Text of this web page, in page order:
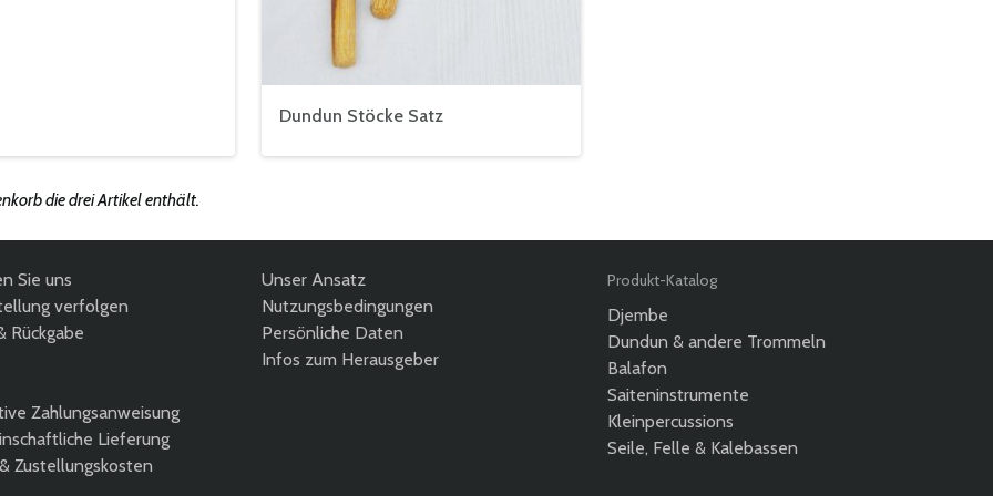
Dundun Stöcke Satz
die drei Artikel enthält.
Sie uns
verfolgen
Rückgabe
Zahlungsanweisung
Lieferung
Zustellungskosten
Unser Ansatz
Nutzungsbedingungen
Persönliche Daten
Infos zum Herausgeber
Produkt-Katalog
Djembe
Dundun & andere Trommeln
Balafon
Saiteninstrumente
Kleinpercussions
Seile, Felle & Kalebassen